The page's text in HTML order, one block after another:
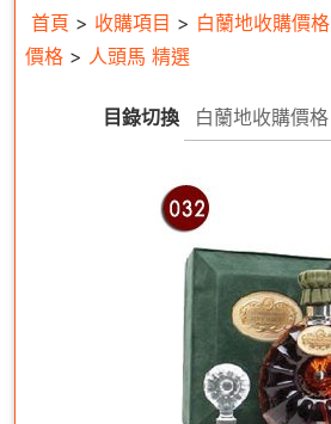
首頁 > 收購項目 > 白蘭地收購價格
價格 > 人頭馬 精選
目錄切換